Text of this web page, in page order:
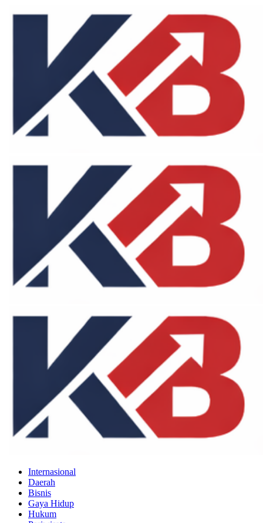
Internasional
Daerah
Bisnis
Gaya Hidup
Hukum